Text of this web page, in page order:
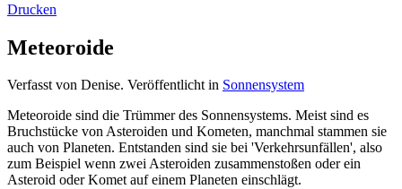
Drucken
Meteoroide
Verfasst von Denise. Veröffentlicht in Sonnensystem
Meteoroide sind die Trümmer des Sonnensystems. Meist sind es
Bruchstücke von Asteroiden und Kometen, manchmal stammen sie
auch von Planeten. Entstanden sind sie bei 'Verkehrsunfällen', also
zum Beispiel wenn zwei Asteroiden zusammenstoßen oder ein
Asteroid oder Komet auf einem Planeten einschlägt.